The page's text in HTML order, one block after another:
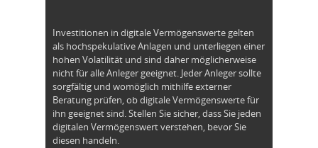
Investitionen in digitale Vermögenswerte gelten
als hochspekulative Anlagen und unterliegen einer
hohen Volatilität und sind daher möglicherweise
nicht für alle Anleger geeignet. Jeder Anleger sollte
sorgfältig und womöglich mithilfe externer
Beratung prüfen, ob digitale Vermögenswerte für
ihn geeignet sind. Stellen Sie sicher, dass Sie jeden
digitalen Vermögenswert verstehen, bevor Sie
diesen handeln.